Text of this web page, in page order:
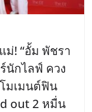
! “อั้ม พัชรา
นักไลฟ์ ควง
มเมนต์ฟิน
out 2 หมื่น